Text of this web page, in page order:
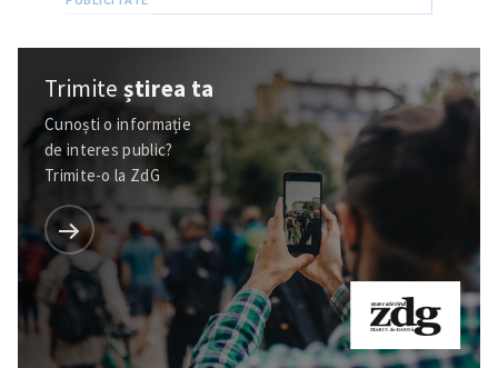
Trimite o informație
Despre ZdG
in English
на русском
Trimiteștirea ta
Cunoști o informație
de interes public?
Trimite-o la ZdG